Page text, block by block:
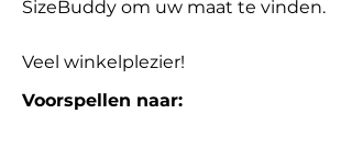
SizeBuddy om uw maat te vinden.
Veel winkelplezier!
Voorspellen naar: